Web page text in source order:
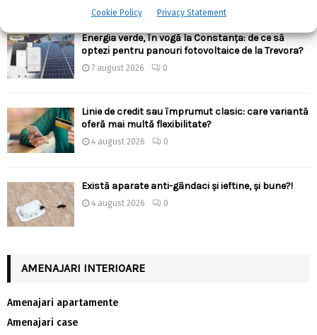
Cookie Policy Privacy Statement
Energia verde, în vogă la Constanța: de ce să
optezi pentru panouri fotovoltaice de la Trevora?
7 august 2026 0
Linie de credit sau împrumut clasic: care variantă
oferă mai multă flexibilitate?
4 august 2026 0
Există aparate anti-gândaci și ieftine, și bune?!
4 august 2026 0
AMENAJARI INTERIOARE
Amenajari apartamente
Amenajari case